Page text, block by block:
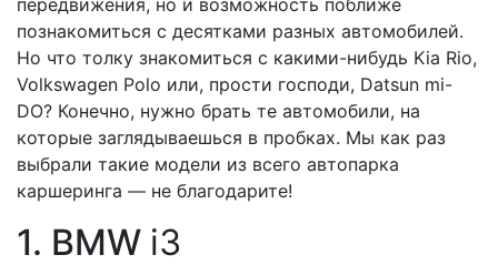
познакомиться с десятками разных автомобилей.
Но что толку знакомиться с какими-нибудь Kia Rio,
Volkswagen Polo или, прости господи, Datsun mi-
DO? Конечно, нужно брать те автомобили, на
которые заглядываешься в пробках. Мы как раз
выбрали такие модели из всего автопарка
каршеринга — не благодарите!
1. BMW i3